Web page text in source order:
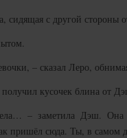
сидящая с другой стороны
– сказал Леро,
кусочек блина от
– заметила Дэш.
пришёл сюда. Ты, в самом